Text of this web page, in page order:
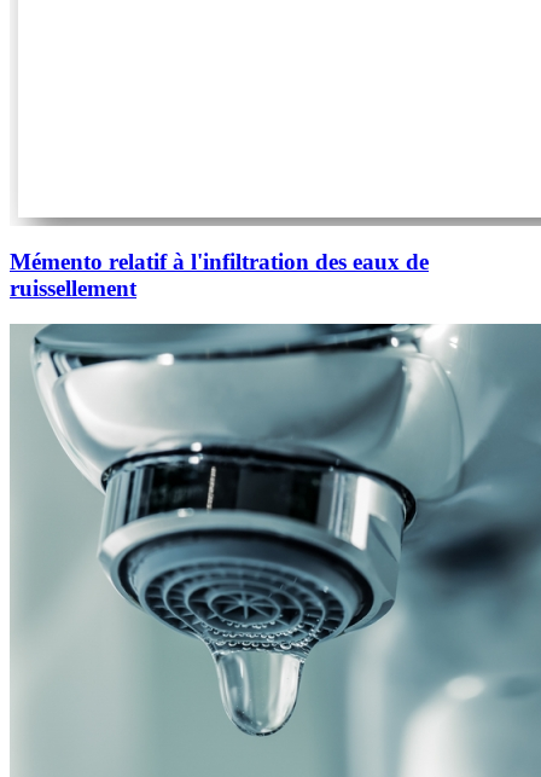
Mémento relatif à l'infiltration des eaux de
ruissellement